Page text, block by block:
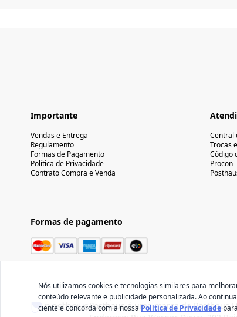
Importante
Vendas e Entrega
Regulamento
Formas de Pagamento
Política de Privacidade
Contrato Compra e Venda
Central
Trocas
Código
Procon
Formas de pagamento
Posthaus é uma marca da Posthaus
Nós utilizamos cookies e tecnologias similares para
conteúdo relevante e publicidade personalizada. Ao
ciente e concorda com a nossa Política de Privacidade